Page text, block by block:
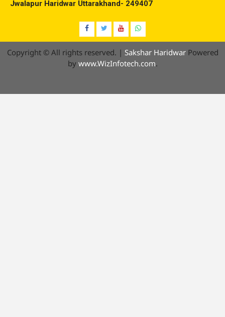
Jwalapur Haridwar Uttarakhand- 249407
Facebook
TwitterYouTubeWhatsap
Copyright © All rights reserved. | Sakshar HaridwarPowered
by www.WizInfotech.com.